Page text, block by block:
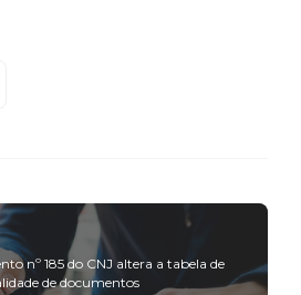
nº 185 do CNJ altera a tabela de
de documentos